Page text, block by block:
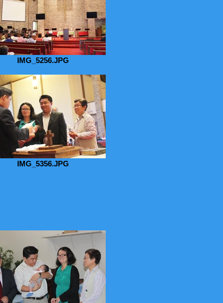
IMG_5256.JPG
IMG_5356.JPG